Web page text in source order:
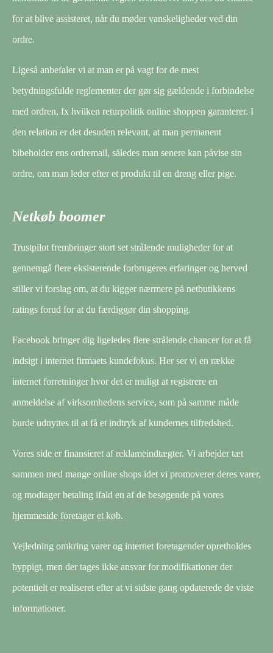
for at blive assisteret, når du møder vanskeligheder ved din
ordre.
Ligeså anbefaler vi at man er på vagt for de mest
betydningsfulde reglementer der gør sig gældende i forbindelse
med ordren, fx hvilken returpolitik online shoppen garanterer. I
den relation er det desuden relevant, at man permanent
bibeholder ens ordremail, således man senere kan påvise sin
ordre, om man leder efter et produkt til en dreng eller pige.
Netkøb boomer
Trustpilot frembringer stort set strålende muligheder for at
gennemgå flere eksisterende forbrugeres erfaringer og herved
stiller vi forslag om, at du kigger nærmere på netbutikkens
ratings forud for at du færdiggør din shopping.
Facebook bringer dig ligeledes flere strålende chancer for at få
indsigt i internet firmaets kundefokus. Her ser vi en række
internet forretninger hvor det er muligt at registrere en
anmeldelse af virksomhedens service, som på samme måde
burde udnyttes til at få et indtryk af kundernes tilfredshed.
Vores side er finansieret af reklameindtægter. Vi arbejder tæt
sammen med mange online shops idet vi promoverer deres varer,
og modtager betaling ifald en af de besøgende på vores
hjemmeside foretager et køb.
Vejledning omkring varer og internet foretagender opretholdes
hyppigt, men der tages ikke ansvar for modifikationer der
potentielt er realiseret efter at vi sidste gang opdaterede de viste
informationer.